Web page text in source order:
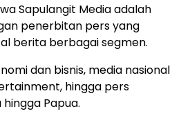
Sapulangit Media adalah
penerbitan pers yang
berita berbagai segmen.
dan bisnis, media nasional
hingga pers
Papua.